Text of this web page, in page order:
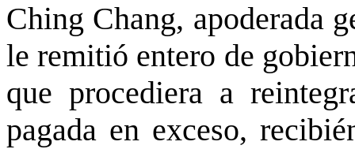
Ching Chang, apoderada
le remitió entero de
que procediera a
pagada en exceso,